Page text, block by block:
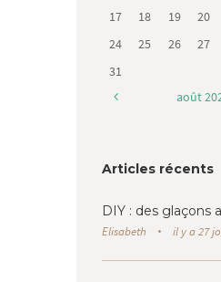
17
18 19 20
24
25 26 27
31
août
Articles récents
DIY : des glaçons
Elisabeth il y a 27